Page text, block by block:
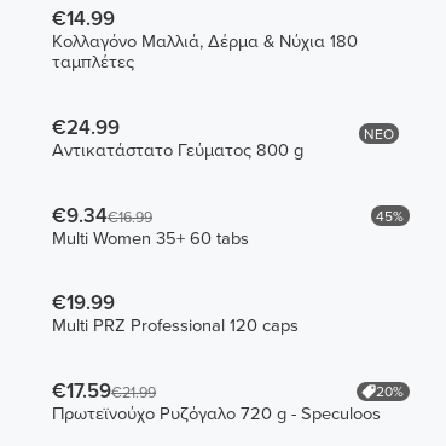
€14.99
Κολλαγόνο Μαλλιά, Δέρμα & Νύχια 180
ταμπλέτες
ΝΕΟ
€24.99
Αντικατάστατο Γεύματος 800 g
€9.34€16.99 45%
Multi Women 35+ 60 tabs
€19.99
Multi PRZ Professional 120 caps
€17.59€21.99 20%
Πρωτεϊνούχο Ρυζόγαλο 720 g - Speculoos